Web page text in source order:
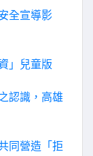
全宣導影
」兒童版
認識，高雄
同營造「拒